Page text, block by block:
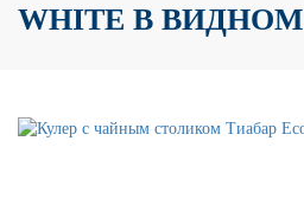
WHITE В ВИДНОМ